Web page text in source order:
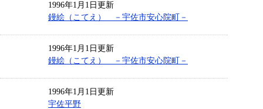
1996年1月1日更新
鏝絵（こてえ） －宇佐市安心院町－
1996年1月1日更新
鏝絵（こてえ） －宇佐市安心院町－
1996年1月1日更新
宇佐平野